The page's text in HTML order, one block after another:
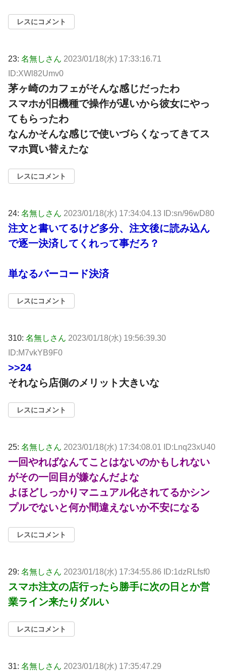
レスにコメント
23: 名無しさん 2023/01/18(水) 17:33:16.71
ID:XWl82Umv0
茅ヶ崎のカフェがそんな感じだったわ
スマホが旧機種で操作が遅いから彼女にやっ
てもらったわ
なんかそんな感じで使いづらくなってきてス
マホ買い替えたな
レスにコメント
24: 名無しさん 2023/01/18(水) 17:34:04.13 ID:sn/96wD80
注文と書いてるけど多分、注文後に読み込ん
で逐一決済してくれって事だろ？
単なるバーコード決済
レスにコメント
310: 名無しさん 2023/01/18(水) 19:56:39.30
ID:M7vkYB9F0
>>24
それなら店側のメリット大きいな
レスにコメント
25: 名無しさん 2023/01/18(水) 17:34:08.01 ID:Lnq23xU40
一回やればなんてことはないのかもしれない
がその一回目が嫌なんだよな
よほどしっかりマニュアル化されてるかシン
プルでないと何か間違えないか不安になる
レスにコメント
29: 名無しさん 2023/01/18(水) 17:34:55.86 ID:1dzRLfsf0
スマホ注文の店行ったら勝手に次の日とか営
業ライン来たりダルい
レスにコメント
31: 名無しさん 2023/01/18(水) 17:35:47.29